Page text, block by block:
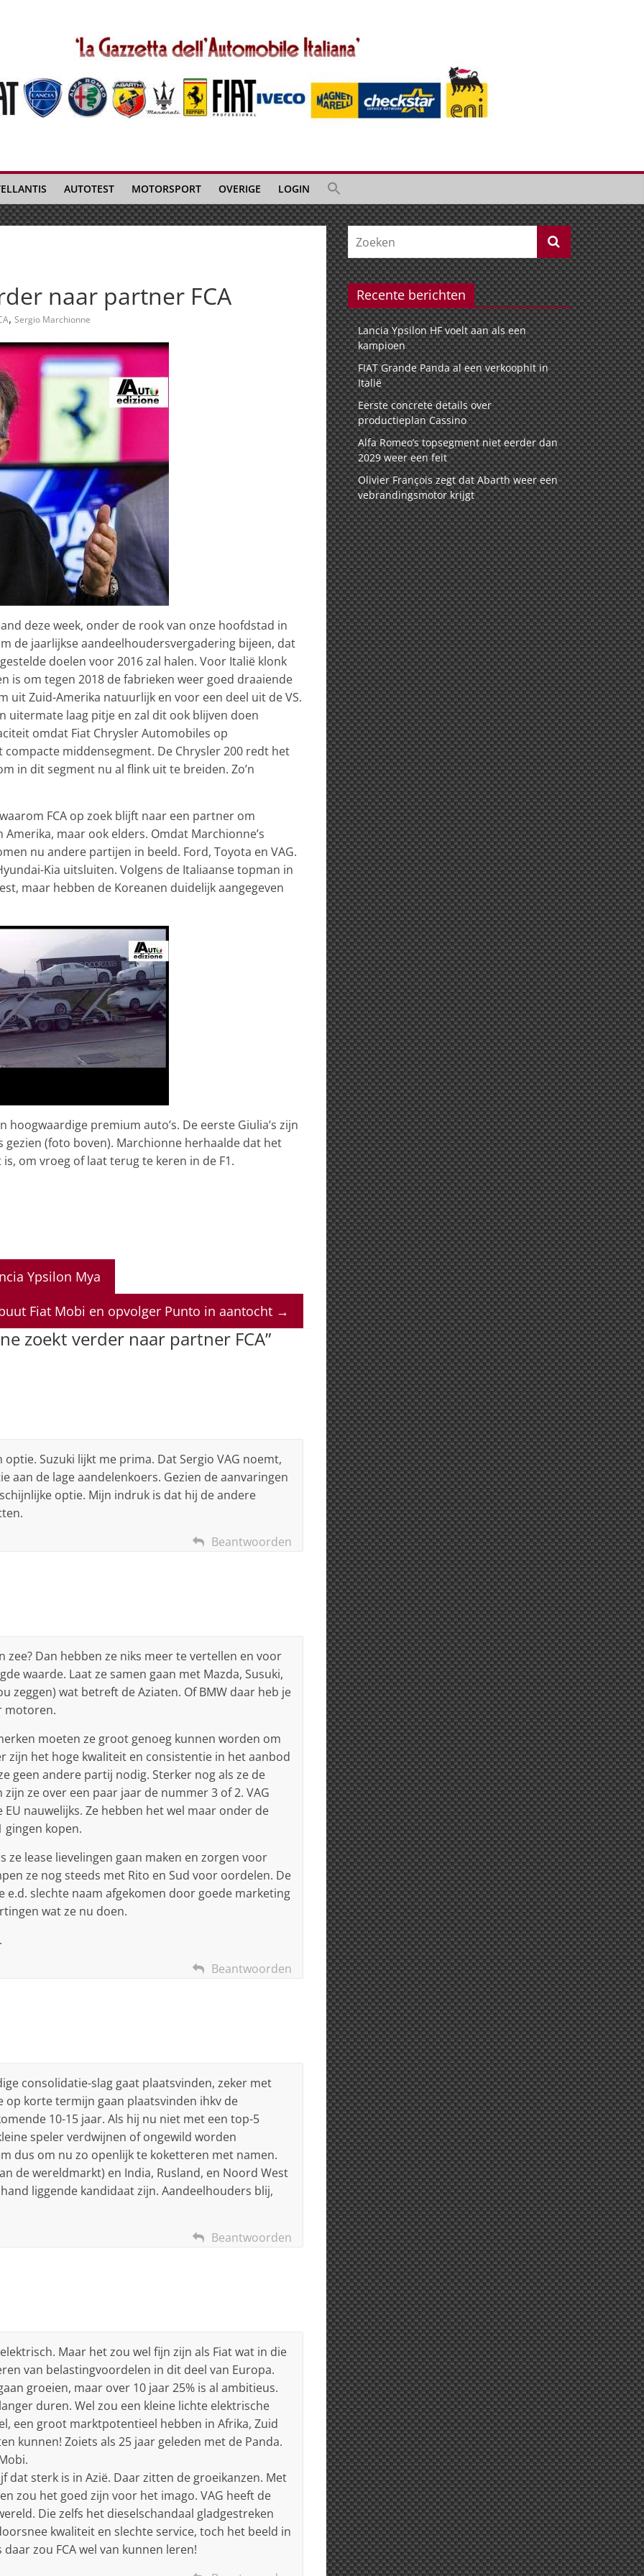
AUTOTEST MOTORSPORT OVERIGE LOGIN
naar partner FCA
, Sergio Marchionne
deze week, onder de rook van onze hoofdstad in
de jaarlijkse aandeelhoudersvergadering bijeen, dat
doelen voor 2016 zal halen. Voor Italië klonk
is om tegen 2018 de fabrieken weer goed draaiende
uit Zuid-Amerika natuurlijk en voor een deel uit de VS.
uitermate laag pitje en zal dit ook blijven doen
omdat Fiat Chrysler Automobiles op
middensegment. De Chrysler 200 redt het
in dit segment nu al flink uit te breiden. Zo’n
waarom FCA op zoek blijft naar een partner om
maar ook elders. Omdat Marchionne’s
nu andere partijen in beeld. Ford, Toyota en VAG.
Kia uitsluiten. Volgens de Italiaanse topman in
maar hebben de Koreanen duidelijk aangegeven
hoogwaardige premium auto’s. De eerste Giulia’s zijn
(foto boven). Marchionne herhaalde dat het
om vroeg of laat terug te keren in de F1.
Ypsilon Mya
Fiat Mobi en opvolger Punto in aantocht →
zoekt verder naar partner FCA”
Suzuki lijkt me prima. Dat Sergio VAG noemt,
aan de lage aandelenkoers. Gezien de aanvaringen
optie. Mijn indruk is dat hij de andere
Beantwoorden
Dan hebben ze niks meer te vertellen en voor
waarde. Laat ze samen gaan met Mazda, Susuki,
zeggen) wat betreft de Aziaten. Of BMW daar heb je
motoren.
moeten ze groot genoeg kunnen worden om
zijn het hoge kwaliteit en consistentie in het aanbod
geen andere partij nodig. Sterker nog als ze de
ze over een paar jaar de nummer 3 of 2. VAG
nauwelijks. Ze hebben het wel maar onder de
gingen kopen.
ze lease lievelingen gaan maken en zorgen voor
ze nog steeds met Rito en Sud voor oordelen. De
e.d. slechte naam afgekomen door goede marketing
wat ze nu doen.
Beantwoorden
consolidatie-slag gaat plaatsvinden, zeker met
korte termijn gaan plaatsvinden ihkv de
10-15 jaar. Als hij nu niet met een top-5
speler verdwijnen of ongewild worden
dus om nu zo openlijk te koketteren met namen.
de wereldmarkt) en India, Rusland, en Noord West
liggende kandidaat zijn. Aandeelhouders blij,
Beantwoorden
Maar het zou wel fijn zijn als Fiat wat in die
van belastingvoordelen in dit deel van Europa.
groeien, maar over 10 jaar 25% is al ambitieus.
duren. Wel zou een kleine lichte elektrische
een groot marktpotentieel hebben in Afrika, Zuid
kunnen! Zoiets als 25 jaar geleden met de Panda.
dat sterk is in Azië. Daar zitten de groeikanzen. Met
zou het goed zijn voor het imago. VAG heeft de
Die zelfs het dieselschandaal gladgestreken
kwaliteit en slechte service, toch het beeld in
zou FCA wel van kunnen leren!
Recente berichten
Lancia Ypsilon HF voelt aan als een
kampioen
FIAT Grande Panda al een verkoophit in
Italië
Eerste concrete details over
productieplan Cassino
Alfa Romeo’s topsegment niet eerder dan
2029 weer een feit
Olivier François zegt dat Abarth weer een
vebrandingsmotor krijgt